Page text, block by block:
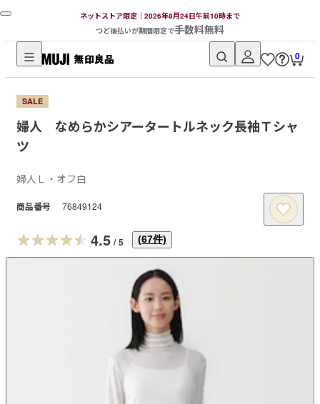
ネットストア限定｜2026年8月24日午前10時まで
つど後払いが期間限定で手数料無料
無
印
良
品
ト
ス
ア
0
SALE
婦人 なめらかシアータートルネック長袖Ｔシャ
ツ
婦人Ｌ・オフ白
商品番号 76849124
4.5 / 5 (67件)